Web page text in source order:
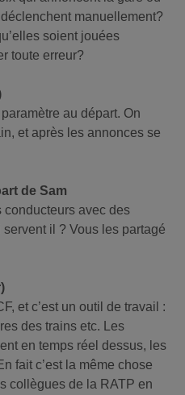
manuellement?
soient jouées
toute erreur?
au départ. On
et après les annonces se
de Sam
conducteurs avec des
il ? Vous les partagé
et c’est un outil de travail :
des trains etc. Les
en temps réel dessus, les
fait c’est la même chose
collègues de la RATP en